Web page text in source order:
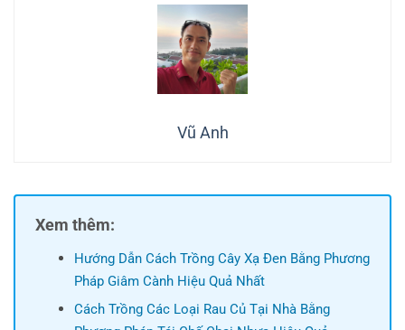
Vũ Anh
Xem thêm:
Hướng Dẫn Cách Trồng Cây Xạ Đen Bằng Phương
Pháp Giâm Cành Hiệu Quả Nhất
Cách Trồng Các Loại Rau Củ Tại Nhà Bằng